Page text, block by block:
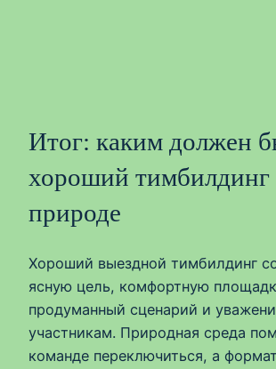
Итог: каким должен
хороший тимбилдинг
природе
Хороший выездной тимбилдинг
ясную цель, комфортную
продуманный сценарий и
участникам. Природная среда
команде переключиться, а формат